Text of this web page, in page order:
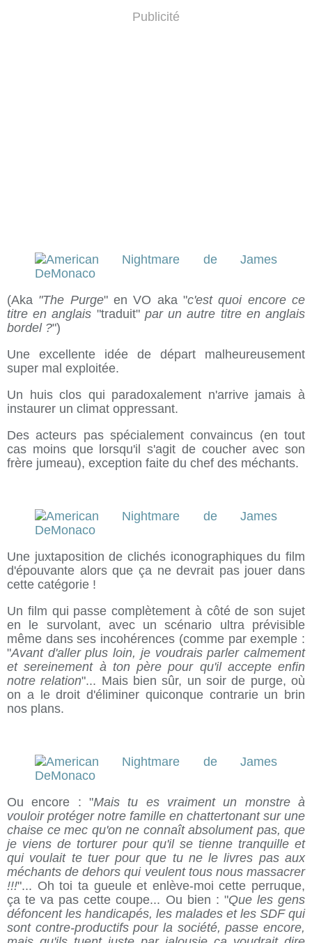
Publicité
(Aka "The Purge" en VO aka "c'est quoi encore ce
titre en anglais "traduit"par un autre titre en anglais
bordel ?")
Une excellente idée de départ malheureusement
super mal exploitée.
Un huis clos qui paradoxalement n'arrive jamais à
instaurer un climat oppressant.
Des acteurs pas spécialement convaincus (en tout
cas moins que lorsqu'il s'agit de coucher avec son
frère jumeau), exception faite du chef des méchants.
Une juxtaposition de clichés iconographiques du film
d'épouvante alors que ça ne devrait pas jouer dans
cette catégorie !
Un film qui passe complètement à côté de son sujet
en le survolant, avec un scénario ultra prévisible
même dans ses incohérences (comme par exemple :
"Avant d'aller plus loin, je voudrais parler calmement
et sereinement à ton père pour qu'il accepte enfin
notre relation"... Mais bien sûr, un soir de purge, où
on a le droit d'éliminer quiconque contrarie un brin
nos plans.
Ou encore : "Mais tu es vraiment un monstre à
vouloir protéger notre famille en chattertonant sur une
chaise ce mec qu'on ne connaît absolument pas, que
je viens de torturer pour qu'il se tienne tranquille et
qui voulait te tuer pour que tu ne le livres pas aux
méchants de dehors qui veulent tous nous massacrer
!!!"... Oh toi ta gueule et enlève-moi cette perruque,
ça te va pas cette coupe... Ou bien : "Que les gens
défoncent les handicapés, les malades et les SDF qui
sont contre-productifs pour la société, passe encore,